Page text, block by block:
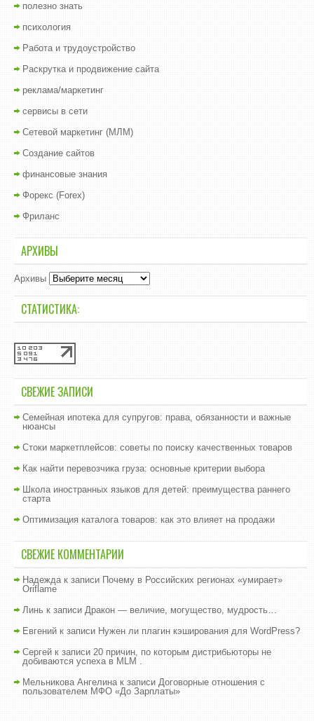
полезно знать
психология
Работа и трудоустройство
Раскрутка и продвижение сайта
реклама/маркетинг
сервисы в сети
Сетевой маркетинг (МЛМ)
Создание сайтов
финансовые знания
Форекс (Forex)
Фриланс
АРХИВЫ
Архивы
СТАТИСТИКА:
СВЕЖИЕ ЗАПИСИ
Семейная ипотека для супругов: права, обязанности и важные
нюансы
Стоки маркетплейсов: советы по поиску качественных товаров
Как найти перевозчика груза: основные критерии выбора
Школа иностранных языков для детей: преимущества раннего
старта
Оптимизация каталога товаров: как это влияет на продажи
СВЕЖИЕ КОММЕНТАРИИ
Надеждак записи Почему в Российских регионах «умирает»
Oriflame
Линь к записи Дракон — величие, могущество, мудрость…
Евгений к записи Нужен ли плагин кэширования для WordPress?
Сергей к записи 20 причин, по которым дистрибьюторы не
добиваются успеха в MLM .
Мельникова Ангелинак записи Договорные отношения с
пользователем МФО «До Зарплаты»